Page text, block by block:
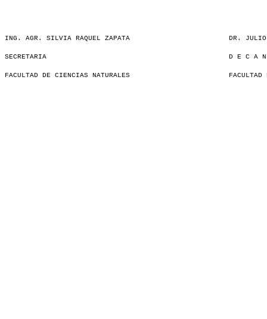
ING. AGR. SILVIA RAQUEL ZAPATA
SECRETARIA
FACULTAD DE CIENCIAS NATURALES
DR. JULIO
D E C A